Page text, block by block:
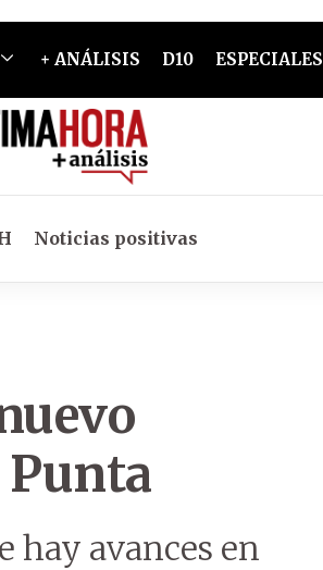
+ ANÁLISIS D10 ESPECIALES
Noticias positivas
hay avances en